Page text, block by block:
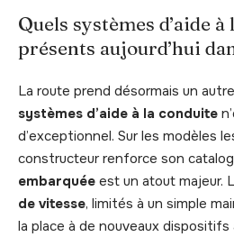
Quels systèmes d’aide
présents aujourd’hui
La route prend désormais un
systèmes d’aide à la conduite
d’exceptionnel. Sur les modèles
constructeur renforce son
embarquée est un atout majeur.
de vitesse, limités à un simple
la place à de nouveaux